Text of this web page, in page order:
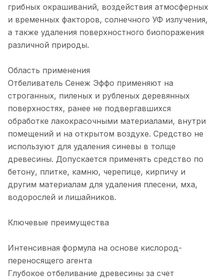
грибных окрашиваний, воздействия атмосферных
и временных факторов, солнечного УФ излучения,
а также удаления поверхностного биопоражения
различной природы.
Область применения
Отбеливатель Сенеж Эффо применяют на
строганных, пиленых и рубленых деревянных
поверхностях, ранее не подвергавшихся
обработке лакокрасочными материалами, внутри
помещений и на открытом воздухе. Средство не
используют для удаления синевы в толще
древесины. Допускается применять средство по
бетону, плитке, камню, черепице, кирпичу и
другим материалам для удаления плесени, мха,
водорослей и лишайников.
Ключевые преимущества
Интенсивная формула на основе кислород-
переносящего агента
Глубокое отбеливание древесины за счет